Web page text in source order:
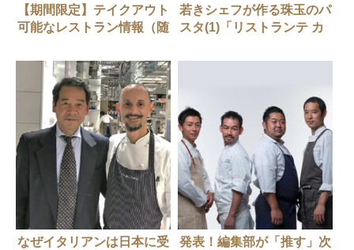
【期間限定】テイクアウト
可能なレストラン情報（随
若きシェフが作る珠玉のパ
スタ(1)「リストランテ カ
なぜイタリアンは日本に受
発表！編集部が「推す」次